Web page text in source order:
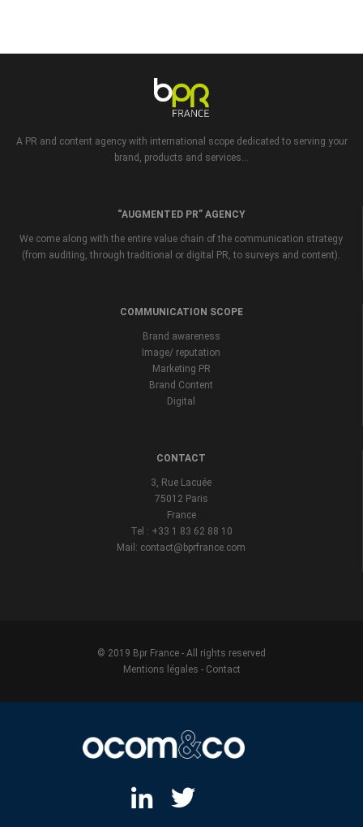
A PR and content agency with international scope dedicated to serving your
brand, products and services...
“AUGMENTED PR” AGENCY
We come along with the entire value chain of the communication strategy
(from auditing, through traditional or digital PR, to surveys and content).
COMMUNICATION SCOPE
Brand awareness
Image/ reputation
Marketing PR
Brand Content
Digital
CONTACT
3, Rue Lacuée
75012 Paris
France
Tel : +33 1 83 62 88 10
Mail: contact@bprfrance.com
© 2019 Bpr France - All rights reserved
Mentions légales - Contact